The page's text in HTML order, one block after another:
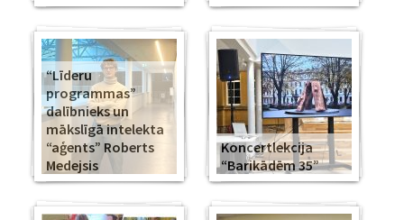
“Līderu
programmas”
dalībnieks un
mākslīgā intelekta
“aģents” Roberts
Medejsis
Koncertlekcija
“Barikādēm 35”